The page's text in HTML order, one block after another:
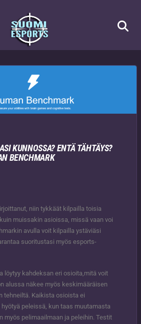
KUNNOSSA? ENTÄ TÄHTÄYS?
BENCHMARK
niin tykkäät kilpailla toisia
muissakin asioissa, missä vaan voi
avulla voit kilpailla ystäviäsi
suoritustasi myös esports-
löytyy kahdeksan eri osioita,mitä voit
alussa näkee myös keskimääräisen
tehneiltä. Kaikista osioista ei
peleissä, kun taas muutamasta
myös pelimaailmaan ja peleihin. Testit